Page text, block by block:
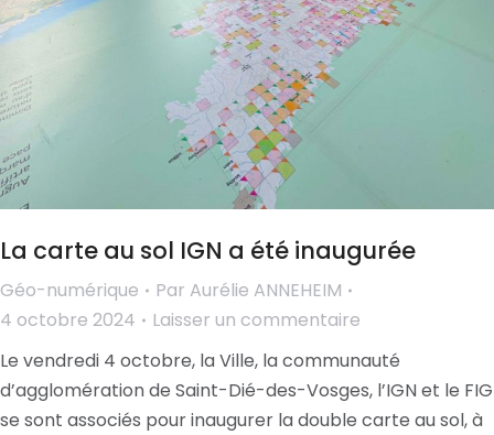
La carte au sol IGN a été inaugurée
Géo-numérique Par Aurélie ANNEHEIM
4 octobre 2024
Laisser un commentaire
Le vendredi 4 octobre, la Ville, la communauté
d’agglomération de Saint-Dié-des-Vosges, l’IGN et le FIG
se sont associés pour inaugurer la double carte au sol, à